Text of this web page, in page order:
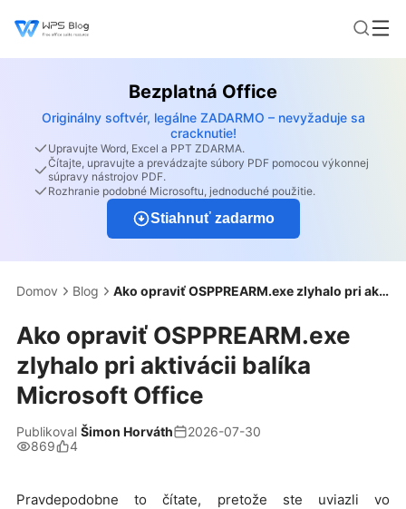
Bezplatná Office
Originálny softvér, legálne ZADARMO – nevyžaduje sa
cracknutie!
Upravujte Word, Excel a PPT ZDARMA.
Čítajte, upravujte a prevádzajte súbory PDF pomocou výkonnej
súpravy nástrojov PDF.
Rozhranie podobné Microsoftu, jednoduché použitie.
Stiahnuť zadarmo
Domov Blog Ako opraviť OSPPREARM.exe zlyhalo pri aktivácii balíka Microsoft Office
Ako opraviť OSPPREARM.exe
zlyhalo pri aktivácii balíka
Microsoft Office
Publikoval Šimon Horváth
2026-07-30
869
4
Pravdepodobne to čítate, pretože ste uviazli vo